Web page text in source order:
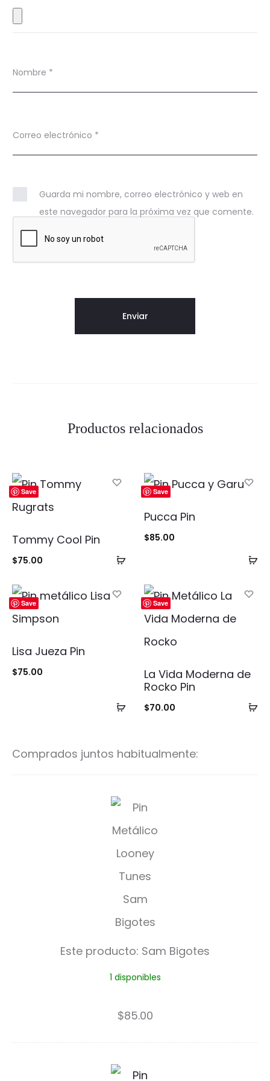
s
Nombre *
Correo electrónico *
Guarda mi nombre, correo electrónico y web en
este navegador para la próxima vez que comente.
Productos relacionados
Save
Añadir
carrito
Tommy Cool Pin
$75.00
Save
Pucca Pin
$85.00
Save
Añadir
Lisa Jueza Pin
$75.00
Save
La Vida Moderna de
Rocko Pin
$70.00
Comprados juntos habitualmente:
S
a
m
B
i
g
e
s
Este producto: Sam Bigotes
1 disponibles
$85.00
P